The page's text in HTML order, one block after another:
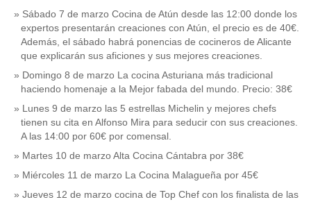
Sábado 7 de marzo Cocina de Atún desde las 12:00 donde los
expertos presentarán creaciones con Atún, el precio es de 40€.
Además, el sábado habrá ponencias de cocineros de Alicante
que explicarán sus aficiones y sus mejores creaciones.
Domingo 8 de marzo La cocina Asturiana más tradicional
haciendo homenaje a la Mejor fabada del mundo. Precio: 38€
Lunes 9 de marzo las 5 estrellas Michelin y mejores chefs
tienen su cita en Alfonso Mira para seducir con sus creaciones.
A las 14:00 por 60€ por comensal.
Martes 10 de marzo Alta Cocina Cántabra por 38€
Miércoles 11 de marzo La Cocina Malagueña por 45€
Jueves 12 de marzo cocina de Top Chef con los finalista de las